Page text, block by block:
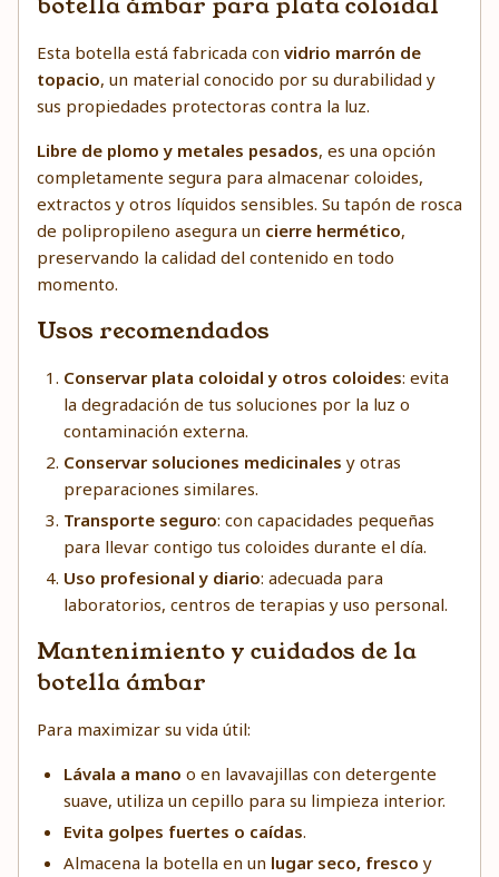
Esta botella está fabricada con vidrio marrón de
topacio, un material conocido por su durabilidad y
sus propiedades protectoras contra la luz.
Libre de plomo y metales pesados, es una opción
completamente segura para almacenar coloides,
extractos y otros líquidos sensibles. Su tapón de rosca
de polipropileno asegura un cierre hermético,
preservando la calidad del contenido en todo
momento.
Usos recomendados
Conservar plata coloidal y otros coloides: evita
la degradación de tus soluciones por la luz o
contaminación externa.
Conservar soluciones medicinales y otras
preparaciones similares.
Transporte seguro: con capacidades pequeñas
para llevar contigo tus coloides durante el día.
Uso profesional y diario: adecuada para
laboratorios, centros de terapias y uso personal.
Mantenimiento y cuidados de la
botella ámbar
Para maximizar su vida útil:
Lávala a mano o en lavavajillas con detergente
suave, utiliza un cepillo para su limpieza interior.
Evita golpes fuertes o caídas.
Almacena la botella en un lugar seco, fresco y